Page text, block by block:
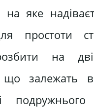
на яке
простоти
на
що залежать
подружнього